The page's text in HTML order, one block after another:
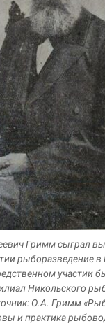
Гримм сыграл
рыборазведение
участии
Никольского
О.А. Гримм
и практика